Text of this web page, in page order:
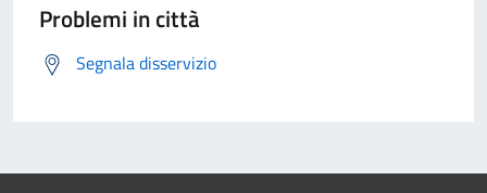
Problemi in città
Segnala disservizio